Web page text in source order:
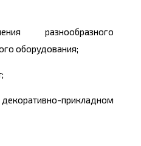
разнообразного
оборудования;
прикладном